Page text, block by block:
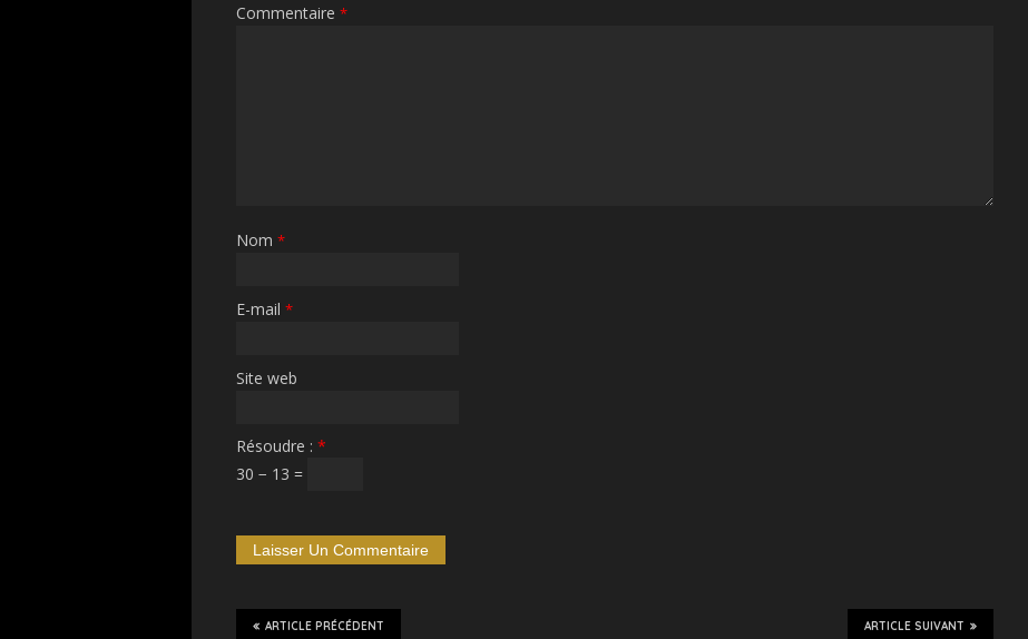
Commentaire *
Nom *
E-mail *
Site web
Résoudre : *
30 − 13 =
ARTICLE SUIVANT
ARTICLE PRÉCÉDENT